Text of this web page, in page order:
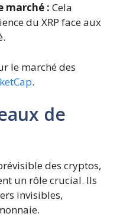
marché : Cela
du XRP face aux
le marché des
.
de
des cryptos,
un rôle crucial. Ils
invisibles,